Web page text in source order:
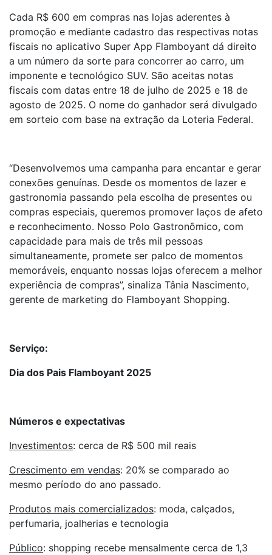
Cada R$ 600 em compras nas lojas aderentes à
promoção e mediante cadastro das respectivas notas
fiscais no aplicativo Super App Flamboyant dá direito
a um número da sorte para concorrer ao carro, um
imponente e tecnológico SUV. São aceitas notas
fiscais com datas entre 18 de julho de 2025 e 18 de
agosto de 2025. O nome do ganhador será divulgado
em sorteio com base na extração da Loteria Federal.
“Desenvolvemos uma campanha para encantar e gerar
conexões genuínas. Desde os momentos de lazer e
gastronomia passando pela escolha de presentes ou
compras especiais, queremos promover laços de afeto
e reconhecimento. Nosso Polo Gastronômico, com
capacidade para mais de três mil pessoas
simultaneamente, promete ser palco de momentos
memoráveis, enquanto nossas lojas oferecem a melhor
experiência de compras”, sinaliza Tânia Nascimento,
gerente de marketing do Flamboyant Shopping.
Serviço:
Dia dos Pais Flamboyant 2025
Números e expectativas
Investimentos: cerca de R$ 500 mil reais
Crescimento em vendas: 20% se comparado ao
mesmo período do ano passado.
Produtos mais comercializados: moda, calçados,
perfumaria, joalherias e tecnologia
Público: shopping recebe mensalmente cerca de 1,3